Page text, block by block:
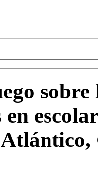
sobre